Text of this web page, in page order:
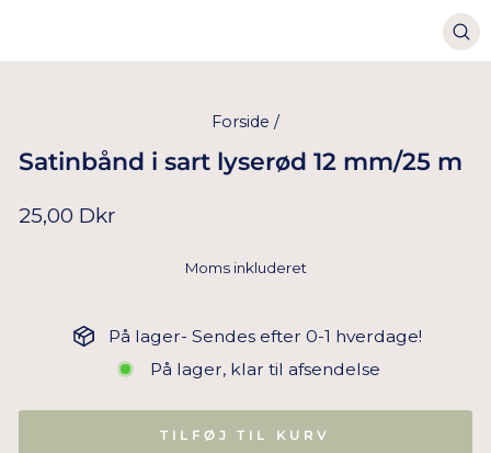
Forside /
Satinbånd i sart lyserød 12 mm/25 m
Normal
25,00 Dkr
Moms inkluderet
På lager- Sendes efter 0-1 hverdage!
På lager, klar til afsendelse
TILFØJ TIL KURV